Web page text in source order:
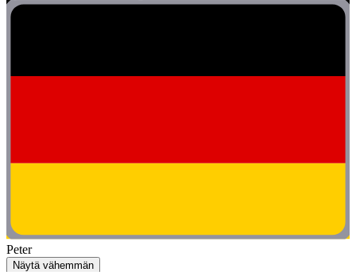
Peter
Näytä vähemmän